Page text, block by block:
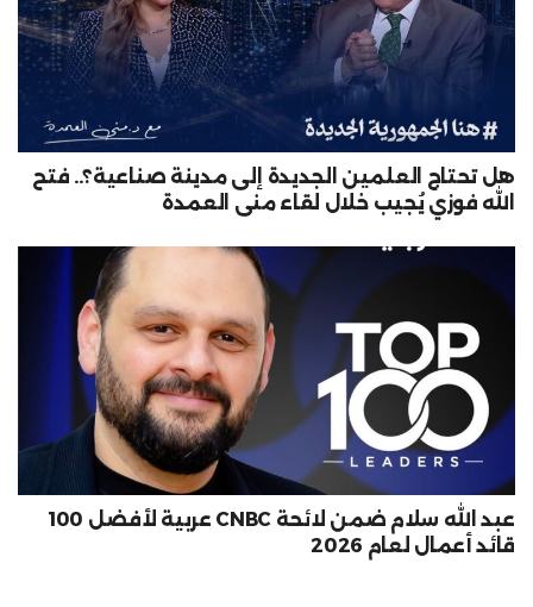
هل تحتاج العلمين الجديدة إلى مدينة صناعية؟.. فتح
الله فوزي يُجيب خلال لقاء منى العمدة
عبد الله سلام ضمن لائحة CNBC عربية لأفضل 100
قائد أعمال لعام 2026